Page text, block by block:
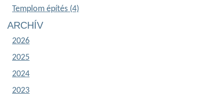
Templom építés (4)
ARCHÍV
2026
2025
2024
2023